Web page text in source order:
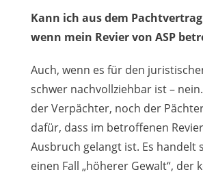
Kann ich aus dem
wenn mein Revier von ASP
Auch, wenn es für den
schwer nachvollziehbar ist –
der Verpächter, noch der
dafür, dass im betroffenen
Ausbruch gelangt ist. Es handelt
einen Fall „höherer Gewalt“, der